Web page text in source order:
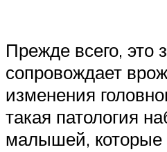
Прежде всего, это
сопровождает
изменения
такая патология
малышей, которые